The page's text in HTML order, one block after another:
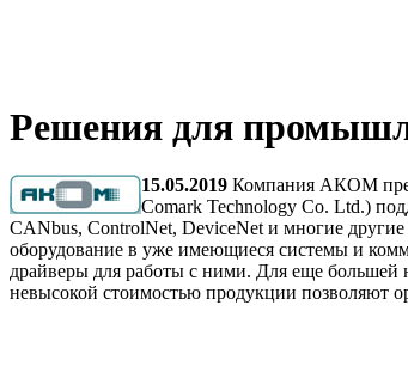
Решения для
15.05.2019 Компания АКОМ
Comark Technology Co. Ltd.)
CANbus, ControlNet, DeviceNet и многие
оборудование в уже имеющиеся системы и
драйверы для работы с ними. Для еще большей
невысокой стоимостью продукции позволяют